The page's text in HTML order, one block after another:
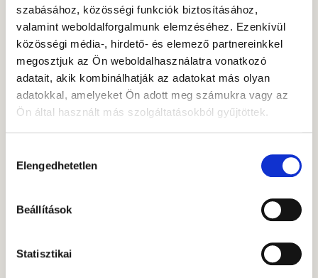
szabásához, közösségi funkciók biztosításához,
valamint weboldalforgalmunk elemzéséhez. Ezenkívül
közösségi média-, hirdető- és elemező partnereinkkel
megosztjuk az Ön weboldalhasználatra vonatkozó
adatait, akik kombinálhatják az adatokat más olyan
adatokkal, amelyeket Ön adott meg számukra vagy az
Ön által használt más szolgáltatásokból gyűjtöttek.
kiválasztása
Elengedhetetlen
Beállítások
Statisztikai
A SZERZŐRŐL
Pozsgai
Gábor
Több mint 30 éves
tőkepiaci
tapasztalattal a háta
Alapkezelőhöz, ahol